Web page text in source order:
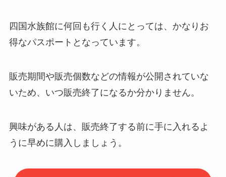
四国水族館に何回も行く人にとっては、かなりお
得なパスポートとなっています。
販売期間や販売個数などの情報が公開されていな
いため、いつ販売終了になるか分かりません。
興味がある人は、販売終了する前に手に入れるよ
うに早めに購入しましょう。